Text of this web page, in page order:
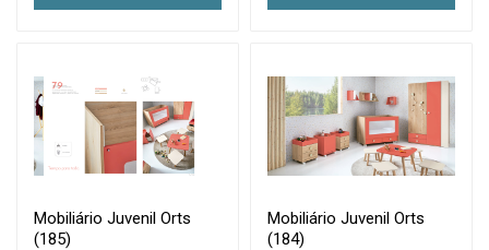
Mobiliário Juvenil Orts
(185)
Mobiliário Juvenil Orts
(184)